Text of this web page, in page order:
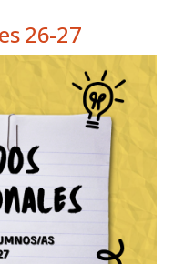
26-27